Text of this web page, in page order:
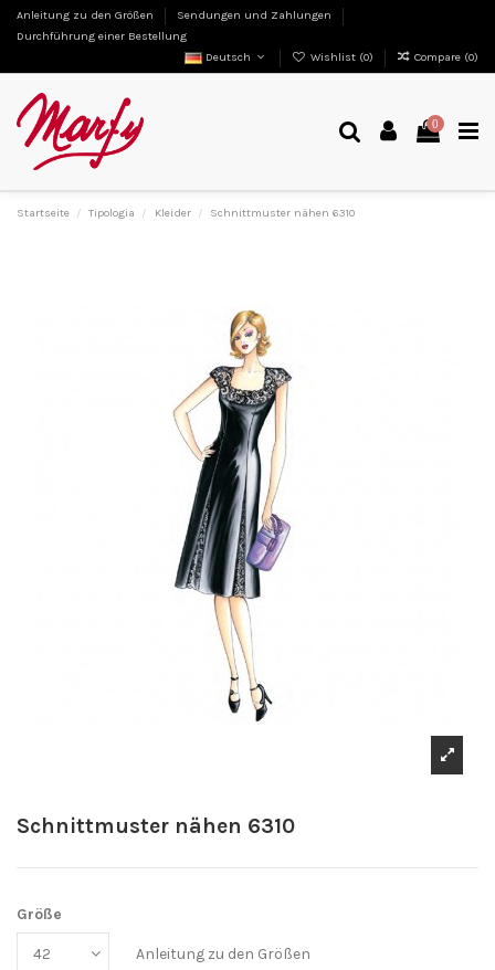
Anleitung zu den Größen
Sendungen und Zahlungen
Durchführung einer Bestellung
Deutsch
Wishlist (0) Compare (0)
0
Startseite Tipologia Kleider Schnittmuster nähen 6310
Schnittmuster nähen 6310
Größe
Anleitung zu den Größen